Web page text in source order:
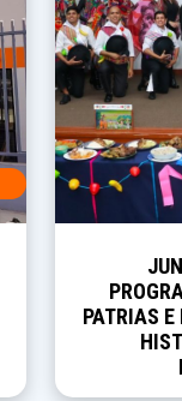
PATRIAS